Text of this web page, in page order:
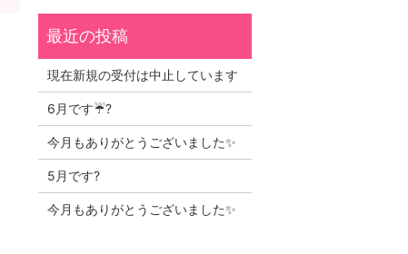
現在新規の受付は中止しています
6月です☔?
今月もありがとうございました✨
5月です?
今月もありがとうございました✨